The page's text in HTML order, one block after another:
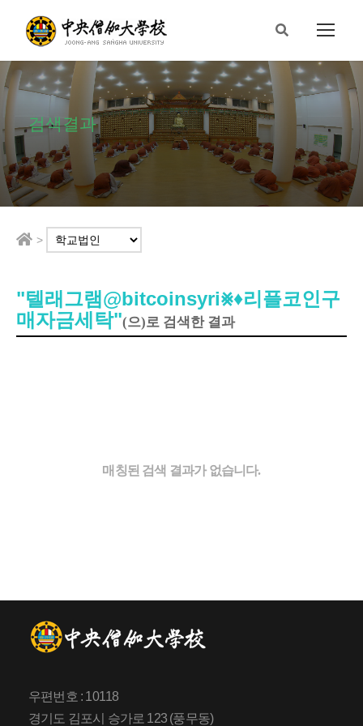
검색결과
>
"텔래그램@bitcoinsyri⨳♦리플코인구
매자금세탁"(으)로 검색한 결과
매칭된 검색 결과가 없습니다.
우편번호 : 10118
경기도 김포시 승가로 123 (풍무동)